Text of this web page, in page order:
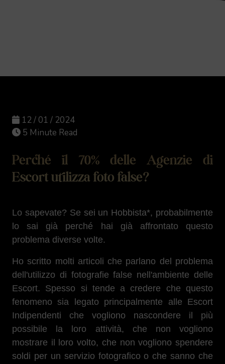
12 / 01 / 2024
5 Minute Read
Perché il 70% delle Agenzie di
Escort utilizza foto false?
Lo sapevate? Se sei un Hobbista*, probabilmente
lo sai già perché hai già affrontato questo
problema diverse volte.
Ho scritto molti articoli che parlano del problema
dell'utilizzo di fotografie false nell'ambiente delle
Escort. Spesso si tende a credere che questo
fenomeno sia legato principalmente alle Escort
Indipendenti che vogliono nascondere il più
possibile la loro attività, che non vogliono
mostrare il loro volto, che non vogliono spendere
soldi per un servizio fotografico o che sanno che